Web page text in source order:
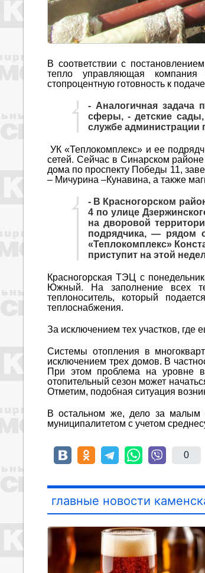
В соответствии с
тепло управляющая
стопроцентную готовность к
- Аналогичная задача
сферы, - детские
службе администрации
УК «Теплокомплекс» и ее
сетей. Сейчас в Синарском
дома по проспекту Победы 11,
– Мичурина –Кунавина, а также
- В Красногорском
4 по улице
на дворовой
подрядчика, ― рядом
«Теплокомплекс»
приступит на этой
Красногорская ТЭЦ с
Южный. На заполнение всех
теплоноситель, который
теплоснабжения.
За исключением тех участков, где
Системы отопления в
исключением трех домов. В
При этом проблема на уровне
отопительный сезон может
Отметим, подобная ситуация
В остальном же, дело за малым
муниципалитетом с учетом
0
главные новости